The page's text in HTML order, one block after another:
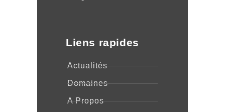
Liens rapides
Actualités
Domaines
A Propos